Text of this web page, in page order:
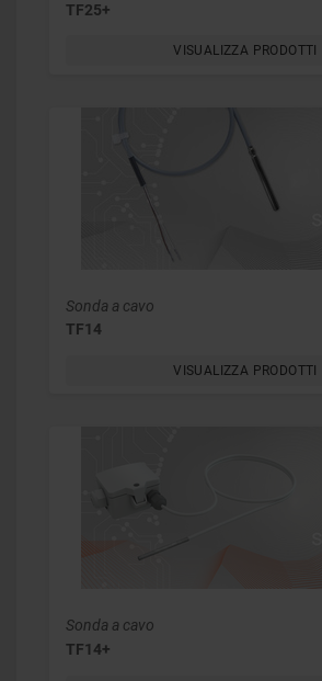
TF25+
VISUALIZZA PRODOTTI
Sonda a cavo
TF14
VISUALIZZA PRODOTTI
Sonda a cavo
TF14+